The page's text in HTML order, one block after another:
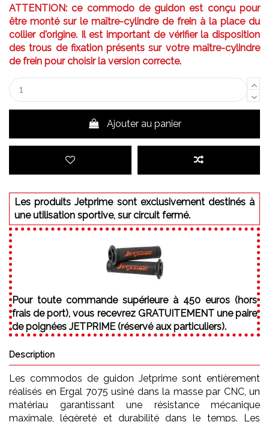
ATTENTION: ce commodo de guidon est conçu pour
être monté sur le maître-cylindre de frein à la place du
collier d'origine. Il est important de vérifier la disposition
des trous de fixation présents sur votre maître-cylindre
de frein pour choisir la version correcte.
Ajouter au panier
Les produits Jetprime sont exclusivement destinés à
une utilisation sportive, sur circuit fermé.
Pour toute commande supérieure à 450 euros (hors
frais de port), vous recevrez GRATUITEMENT une paire
de poignées JETPRIME (réservé aux particuliers).
Description
Les commodos de guidon Jetprime sont entièrement
réalisés en Ergal 7075 usiné dans la masse par CNC, un
matériau garantissant une résistance mécanique
maximale, légèreté et durabilité dans le temps. Les